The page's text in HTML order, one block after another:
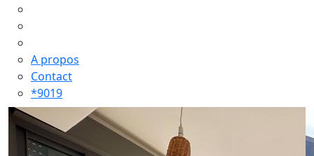
A propos
Contact
*9019